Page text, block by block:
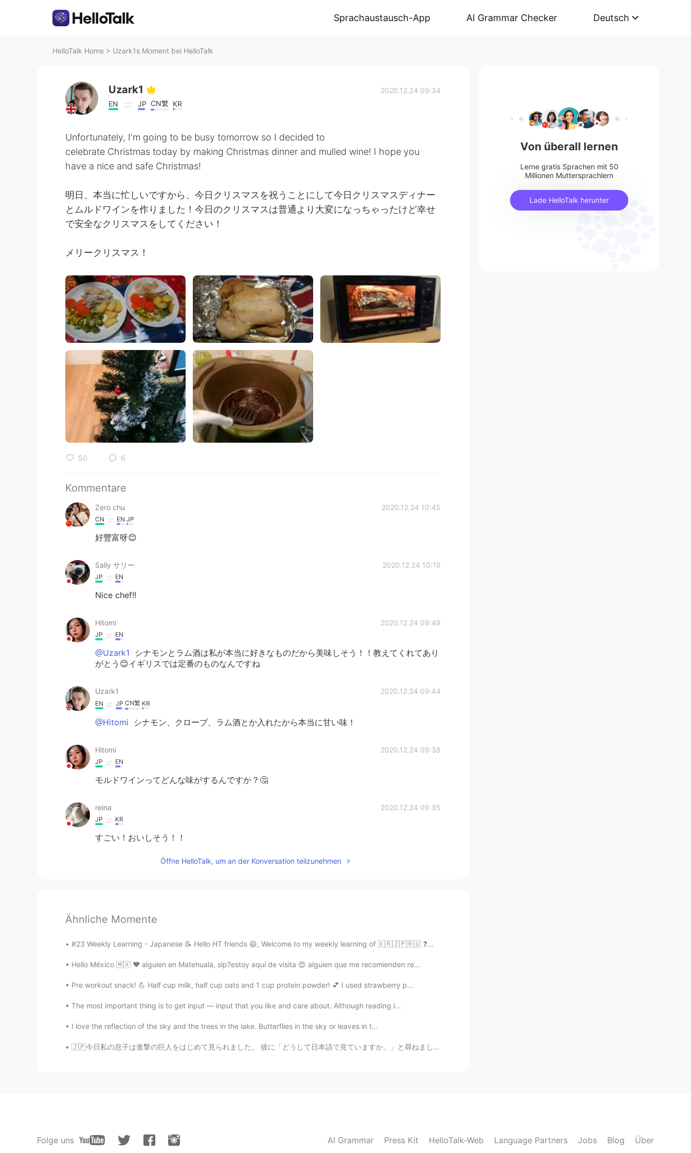
Sprachaustausch-App AI Grammar Checker Deutsch
HelloTalk Home > Uzark1s Moment bei HelloTalk
Uzark1
EN JP CN繁 KR
2020.12.24 09:34
Unfortunately, I'm going to be busy tomorrow so I decided to
celebrate Christmas today by making Christmas dinner and mulled wine! I hope you
have a nice and safe Christmas!
明日、本当に忙しいですから、今日クリスマスを祝うことにして今日クリスマスディナー
とムルドワインを作りました！今日のクリスマスは普通より大変になっちゃったけど幸せ
で安全なクリスマスをしてください！
メリークリスマス！
50 6
Kommentare
Zero chu 2020.12.24 10:45
CN EN JP
好豐富呀😊
Sally サリー 2020.12.24 10:19
JP EN
Nice chef!!
Hitomi 2020.12.24 09:49
JP EN
@Uzark1
シナモンとラム酒は私が本当に好きなものだから美味しそう！！教えてくれてあり
がとう😊イギリスでは定番のものなんですね
Uzark1 2020.12.24 09:44
EN JP CN繁 KR
@Hitomi シナモン、クローブ、ラム酒とか入れたから本当に甘い味！
Hitomi 2020.12.24 09:38
JP EN
モルドワインってどんな味がするんですか？🤔
reina 2020.12.24 09:35
JP KR
すごい！おいしそう！！
Öffne HelloTalk, um an der Konversation teilzunehmen
Ähnliche Momente
#23 Weekly Learning - Japanese 📝 Hello HT friends 😄, Welcome to my weekly learning of 🇰🇷🇯🇵🇷🇺 ❓...
Hello México 🇲🇽 ❤️ alguien en Matehuala, slp?estoy aquí de visita 😍 alguien que me recomienden re...
Pre workout snack! 💪 Half cup milk, half cup oats and 1 cup protein powder! 💕 I used strawberry p...
The most important thing is to get input — input that you like and care about. Although reading i...
I love the reflection of the sky and the trees in the lake. Butterflies in the sky or leaves in t...
🇯🇵今日私の息子は進撃の巨人をはじめて見られました。 彼に「どうして日本語で見ていますか。」と尋ねました。 日本語で言いましたから、彼が「何？」だけと言った。 🇺🇸Today my son w...
Von überall lernen
Lerne gratis Sprachen mit 50
Millionen Muttersprachlern
Lade HelloTalk herunter
Folge uns AI Grammar Press Kit HelloTalk-Web Language Partners Jobs Blog Über